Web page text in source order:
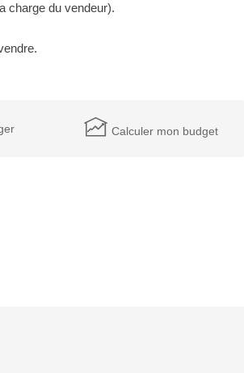
charge du vendeur).
Calculer mon budget